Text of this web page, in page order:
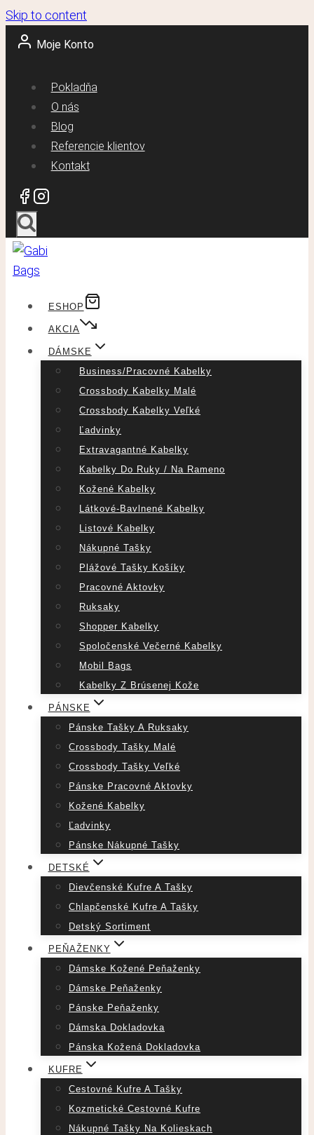
Skip to content
Moje Konto
Pokladňa
O nás
Blog
Referencie klientov
Kontakt
ESHOP
AKCIA
DÁMSKE
Business/pracovné Kabelky
Crossbody Kabelky Malé
Crossbody Kabelky Veľké
Ľadvinky
Extravagantné Kabelky
Kabelky Do Ruky / Na Rameno
Kožené Kabelky
Látkové-Bavlnené Kabelky
Listové Kabelky
Nákupné Tašky
Plážové Tašky Košíky
Pracovné Aktovky
Ruksaky
Shopper Kabelky
Spoločenské Večerné Kabelky
Mobil Bags
Kabelky Z Brúsenej Kože
PÁNSKE
Pánske Tašky A Ruksaky
Crossbody Tašky Malé
Crossbody Tašky Veľké
Pánske Pracovné Aktovky
Kožené Kabelky
Ľadvinky
Pánske Nákupné Tašky
DETSKÉ
Dievčenské Kufre A Tašky
Chlapčenské Kufre A Tašky
Detský Sortiment
PEŇAŽENKY
Dámske Kožené Peňaženky
Dámske Peňaženky
Pánske Peňaženky
Dámska Dokladovka
Pánska Kožená Dokladovka
KUFRE
Cestovné Kufre A Tašky
Kozmetické Cestovné Kufre
Nákupné Tašky Na Kolieskach